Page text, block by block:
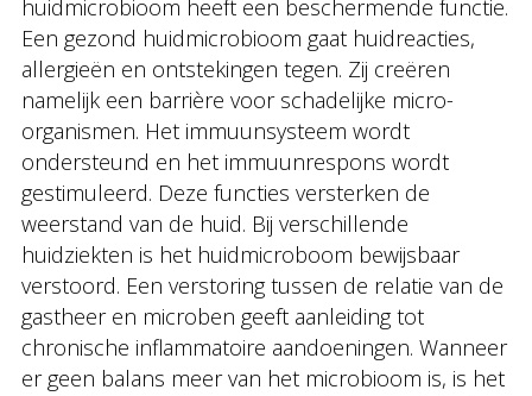
huidmicrobioom heeft een beschermende functie.
Een gezond huidmicrobioom gaat huidreacties,
allergieën en ontstekingen tegen. Zij creëren
namelijk een barrière voor schadelijke micro-
organismen. Het immuunsysteem wordt
ondersteund en het immuunrespons wordt
gestimuleerd. Deze functies versterken de
weerstand van de huid. Bij verschillende
huidziekten is het huidmicroboom bewijsbaar
verstoord. Een verstoring tussen de relatie van de
gastheer en microben geeft aanleiding tot
chronische inflammatoire aandoeningen. Wanneer
er geen balans meer van het microbioom is, is het